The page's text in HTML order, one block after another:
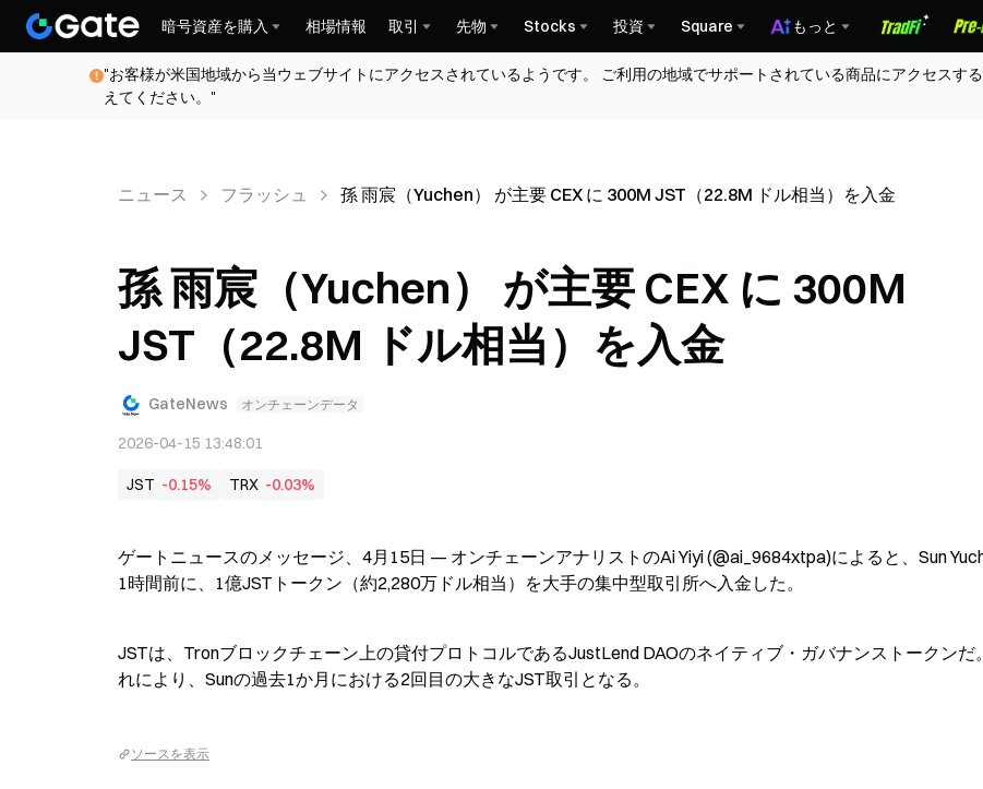
暗号資産を購入 相場情報 取引 先物 Stocks 投資 Square もっと
"お客様が米国地域から当ウェブサイトにアクセスされているようです。 ご利用の地域でサポートされている商品にアクセスす
えてください。"
ニュース フラッシュ 孫 雨宸（Yuchen） が主要 CEX に 300M JST（22.8M ドル相当）を入金
孫 雨宸（Yuchen） が主要 CEX に 300M
JST（22.8M ドル相当）を入金
GateNews オンチェーンデータ
2026-04-15 13:48:01
JST -0.15% TRX -0.03%
ゲートニュースのメッセージ、4月15日 — オンチェーンアナリストのAi Yiyi (@ai_9684xtpa)によると、Sun
1時間前に、1億JSTトークン（約2,280万ドル相当）を大手の集中型取引所へ入金した。
JSTは、Tronブロックチェーン上の貸付プロトコルであるJustLend DAOのネイティブ・ガバナンストークンだ
れにより、Sunの過去1か月における2回目の大きなJST取引となる。
ソースを表示